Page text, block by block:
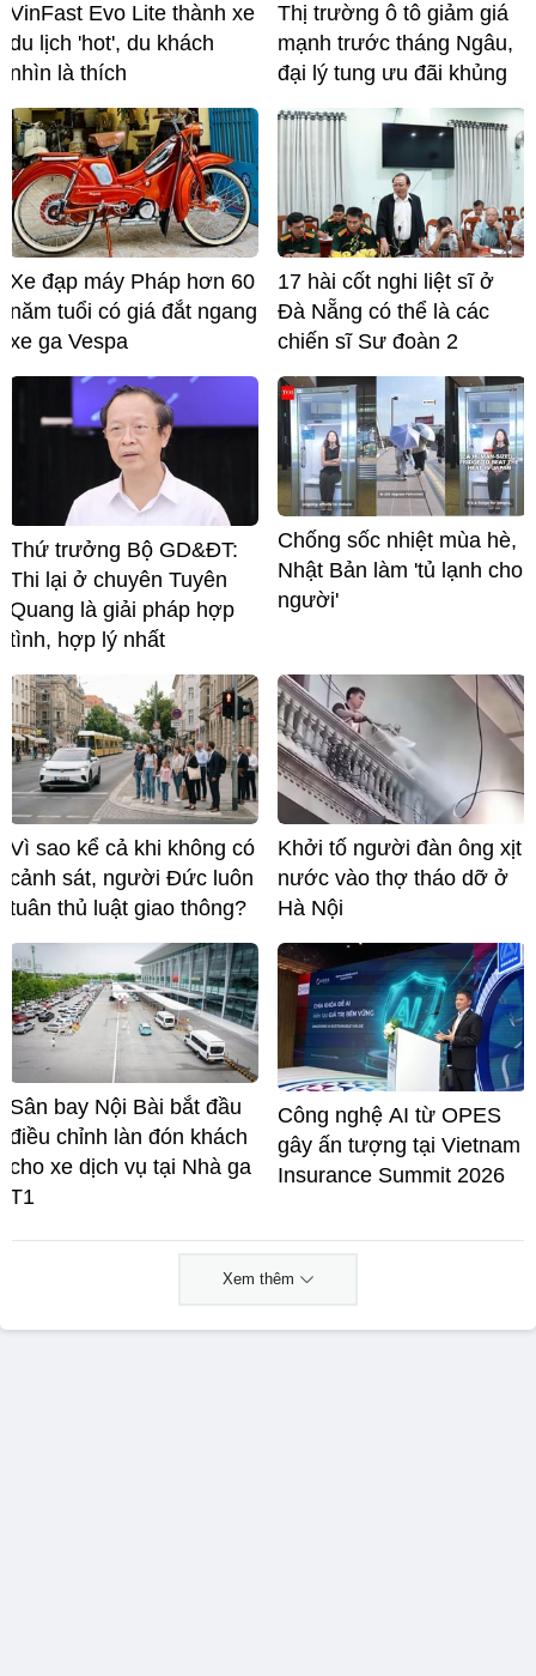
VinFast Evo Lite thành xe
du lịch 'hot', du khách
nhìn là thích
Thị trường ô tô giảm giá
mạnh trước tháng Ngâu,
đại lý tung ưu đãi khủng
Xe đạp máy Pháp hơn 60
năm tuổi có giá đắt ngang
xe ga Vespa
17 hài cốt nghi liệt sĩ ở
Đà Nẵng có thể là các
chiến sĩ Sư đoàn 2
Thứ trưởng Bộ GD&ĐT:
Thi lại ở chuyên Tuyên
Quang là giải pháp hợp
tình, hợp lý nhất
Chống sốc nhiệt mùa hè,
Nhật Bản làm 'tủ lạnh cho
người'
Vì sao kể cả khi không có
cảnh sát, người Đức luôn
tuân thủ luật giao thông?
Khởi tố người đàn ông xịt
nước vào thợ tháo dỡ ở
Hà Nội
Sân bay Nội Bài bắt đầu
điều chỉnh làn đón khách
cho xe dịch vụ tại Nhà ga
T1
Công nghệ AI từ OPES
gây ấn tượng tại Vietnam
Insurance Summit 2026
Xem thêm